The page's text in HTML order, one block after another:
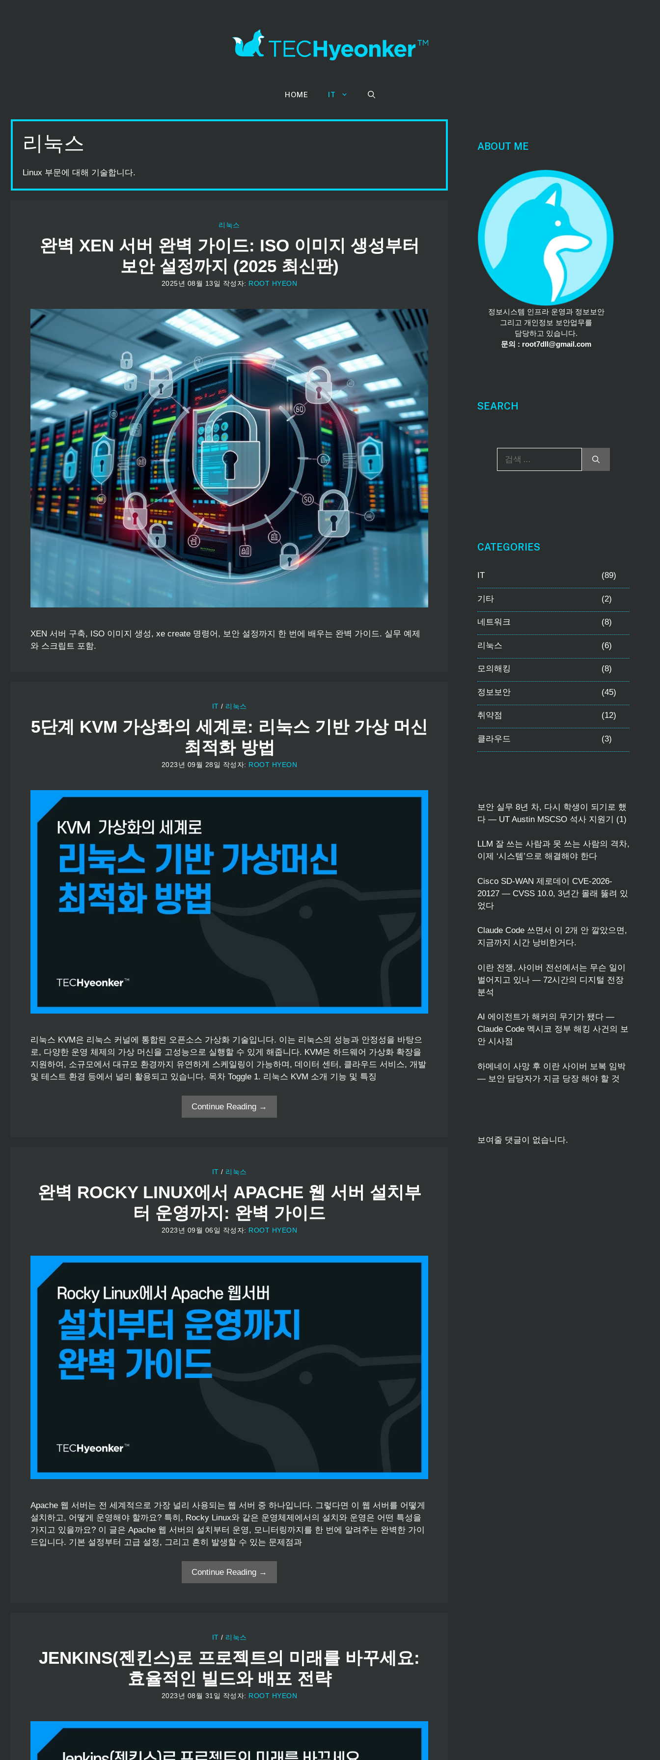
HOME IT
리눅스
Linux 부문에 대해 기술합니다.
리눅스
완벽 XEN 서버 완벽 가이드: ISO 이미지 생성부터
보안 설정까지 (2025 최신판)
2025년 08월 13일 작성자: ROOT HYEON
XEN 서버 구축, ISO 이미지 생성, xe create 명령어, 보안 설정까지 한 번에 배우는 완벽 가이드. 실무 예제
와 스크립트 포함.
IT / 리눅스
5단계 KVM 가상화의 세계로: 리눅스 기반 가상 머신
최적화 방법
2023년 09월 28일 작성자: ROOT HYEON
리눅스 KVM은 리눅스 커널에 통합된 오픈소스 가상화 기술입니다. 이는 리눅스의 성능과 안정성을 바탕으
로, 다양한 운영 체제의 가상 머신을 고성능으로 실행할 수 있게 해줍니다. KVM은 하드웨어 가상화 확장을
지원하여, 소규모에서 대규모 환경까지 유연하게 스케일링이 가능하며, 데이터 센터, 클라우드 서비스, 개발
및 테스트 환경 등에서 널리 활용되고 있습니다. 목차 Toggle 1. 리눅스 KVM 소개 기능 및 특징
Continue Reading →
IT / 리눅스
완벽 ROCKY LINUX에서 APACHE 웹 서버 설치부
터 운영까지: 완벽 가이드
2023년 09월 06일 작성자: ROOT HYEON
Apache 웹 서버는 전 세계적으로 가장 널리 사용되는 웹 서버 중 하나입니다. 그렇다면 이 웹 서버를 어떻게
설치하고, 어떻게 운영해야 할까요? 특히, Rocky Linux와 같은 운영체제에서의 설치와 운영은 어떤 특성을
가지고 있을까요? 이 글은 Apache 웹 서버의 설치부터 운영, 모니터링까지를 한 번에 알려주는 완벽한 가이
드입니다. 기본 설정부터 고급 설정, 그리고 흔히 발생할 수 있는 문제점과
Continue Reading →
IT / 리눅스
JENKINS(젠킨스)로 프로젝트의 미래를 바꾸세요:
효율적인 빌드와 배포 전략
2023년 08월 31일 작성자: ROOT HYEON
ABOUT ME
정보시스템 인프라 운영과 정보보안
그리고 개인정보 보안업무를
담당하고 있습니다.
문의 : root7dll@gmail.com
SEARCH
CATEGORIES
IT (89)
기타 (2)
네트워크 (8)
리눅스 (6)
모의해킹 (8)
정보보안 (45)
취약점 (12)
클라우드 (3)
보안 실무 8년 차, 다시 학생이 되기로 했
다 — UT Austin MSCSO 석사 지원기 (1)
LLM 잘 쓰는 사람과 못 쓰는 사람의 격차,
이제 ‘시스템’으로 해결해야 한다
Cisco SD-WAN 제로데이 CVE-2026-
20127 — CVSS 10.0, 3년간 몰래 뚫려 있
었다
Claude Code 쓰면서 이 2개 안 깔았으면,
지금까지 시간 낭비한거다.
이란 전쟁, 사이버 전선에서는 무슨 일이
벌어지고 있나 — 72시간의 디지털 전장
분석
AI 에이전트가 해커의 무기가 됐다 —
Claude Code 멕시코 정부 해킹 사건의 보
안 시사점
하메네이 사망 후 이란 사이버 보복 임박
— 보안 담당자가 지금 당장 해야 할 것
보여줄 댓글이 없습니다.